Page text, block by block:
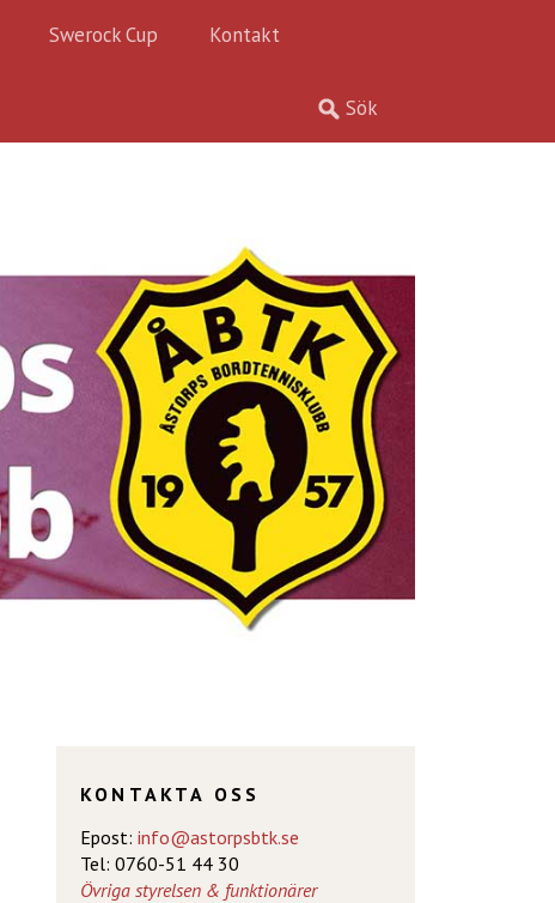
Swerock Cup Kontakt
KONTAKTA OSS
Epost: info@astorpsbtk.se
Tel: 0760-51 44 30
Övriga styrelsen & funktionärer